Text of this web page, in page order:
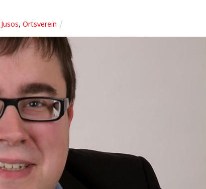
Jusos, Ortsverein